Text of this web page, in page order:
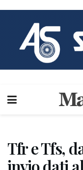
Tfr e Tfs,
invio dati